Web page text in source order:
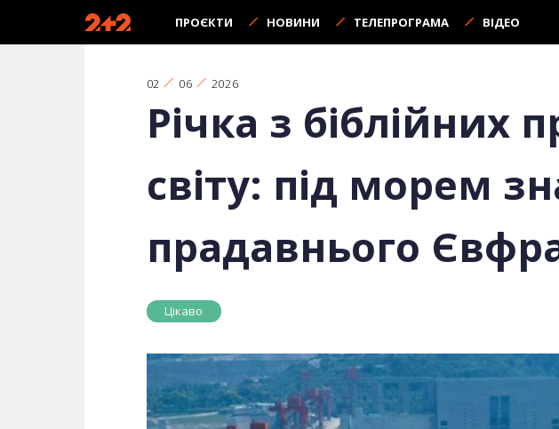
ПРОЄКТИ НОВИНИ ТЕЛЕПРОГРАМА ВІДЕО
02 06 2026
Річка з біблійних
світу: під морем
прадавнього
Цікаво